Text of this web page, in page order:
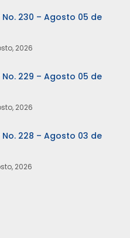
230 – Agosto 05 de
2026
229 – Agosto 05 de
2026
228 – Agosto 03 de
2026